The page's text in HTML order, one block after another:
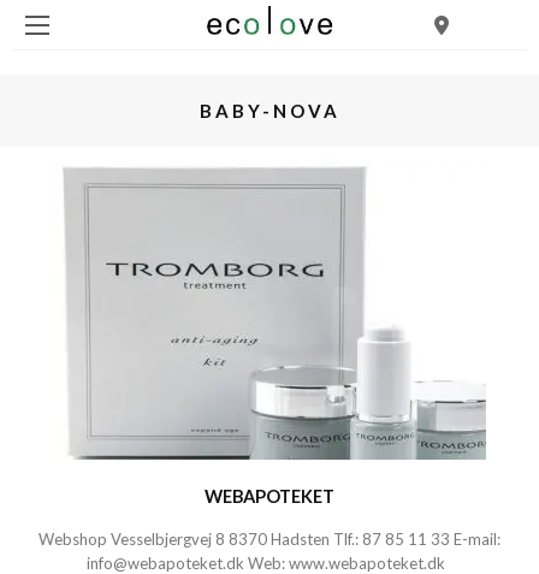
BABY-NOVA
WEBAPOTEKET
Webshop Vesselbjergvej 8 8370 Hadsten Tlf.: 87 85 11 33 E-mail:
info@webapoteket.dk Web:www.webapoteket.dk